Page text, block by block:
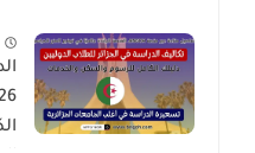
(Hamza Test)